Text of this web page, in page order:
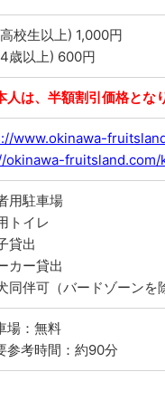
校生以上) 1,000円
歳以上) 600円
は、半額割引価格とな
www.okinawa-
okinawa-fruitsland.com/
用駐車場
トイレ
貸出
カー貸出
同伴可（バードゾーンを
場：無料
参考時間：約90分